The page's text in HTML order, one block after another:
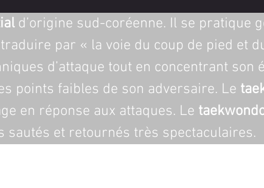
d’origine sud-coréenne. Il se pratique
par « la voie du coup de pied et
d’attaque tout en concentrant son
points faibles de son adversaire. Le
en réponse aux attaques. Le
sautés et retournés très spectaculaires.